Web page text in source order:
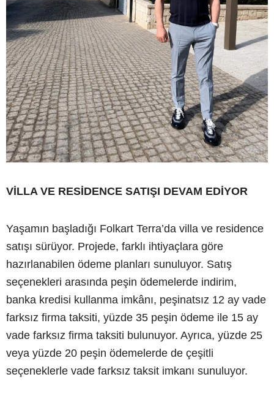
VİLLA VE RESİDENCE SATIŞI DEVAM EDİYOR
Yaşamın başladığı Folkart Terra’da villa ve residence
satışı sürüyor. Projede, farklı ihtiyaçlara göre
hazırlanabilen ödeme planları sunuluyor. Satış
seçenekleri arasında peşin ödemelerde indirim,
banka kredisi kullanma imkânı, peşinatsız 12 ay vade
farksız firma taksiti, yüzde 35 peşin ödeme ile 15 ay
vade farksız firma taksiti bulunuyor. Ayrıca, yüzde 25
veya yüzde 20 peşin ödemelerde de çeşitli
seçeneklerle vade farksız taksit imkanı sunuluyor.